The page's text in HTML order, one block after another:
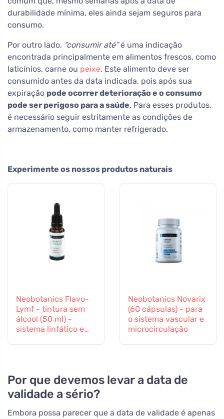
durabilidade mínima, eles ainda sejam seguros para
consumo.
Por outro lado, “consumir até”é uma indicação
encontrada principalmente em alimentos frescos, como
laticínios, carne ou peixe. Este alimento deve ser
consumido antes da data indicada, pois após sua
expiração pode ocorrer deterioração e o consumo
pode ser perigoso para a saúde. Para esses produtos,
é necessário seguir estritamente as condições de
armazenamento, como manter refrigerado.
Experimente os nossos produtos naturais
Neobotanics Flavo-
Lymf - tintura sem
álcool (50 ml) -
sistema linfático e
Neobotanics Novarix
(60 cápsulas) - para
o sistema vascular e
microcirculação
Por que devemos levar a data de
validade a sério?
Embora possa parecer que a data de validade é apenas